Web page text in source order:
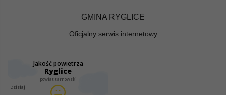
GMINA RYGLICE
Oficjalny serwis internetowy